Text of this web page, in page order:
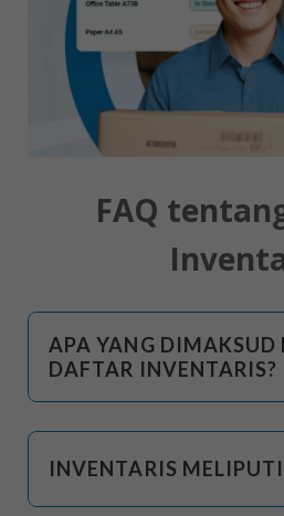
FAQ
APA YANG DIMAKSUD
DAFTAR INVENTARIS?
INVENTARIS